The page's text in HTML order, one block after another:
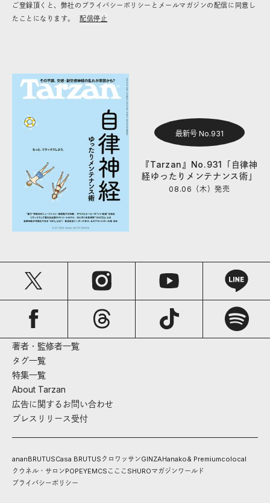
ご登録頂くと、弊社のプライバシーポリシーとメールマガジンの配信に同意し
たことになります。
配信停止
最新号 No.931
『Tarzan』No.931「自律神
経ゆったりメンテナンス術」
08.06（木）発売
著者・監修者一覧
タグ一覧
特集一覧
About Tarzan
広告に関するお問い合わせ
プレスリリース受付
ananBRUTUSCasa BRUTUS クロワッサンGINZAHanako& Premiumcolocal
クウネル・サロンPOPEYEMCS こここ SHUROマガジンワールド
プライバシーポリシー